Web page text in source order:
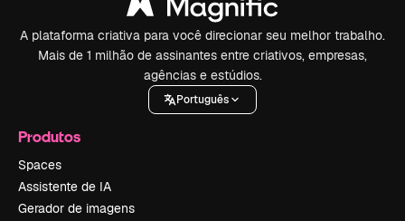
A plataforma criativa para você direcionar seu melhor trabalho.
Mais de 1 milhão de assinantes entre criativos, empresas,
agências e estúdios.
Português
Produtos
Spaces
Assistente de IA
Gerador de imagens